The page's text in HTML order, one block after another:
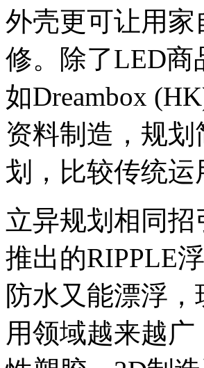
外壳更可让用
修。除了LED商
如Dreambox
资料制造，规
划，比较传统
立异规划相同
推出的RIPPLE
防水又能漂浮
用领域越来越